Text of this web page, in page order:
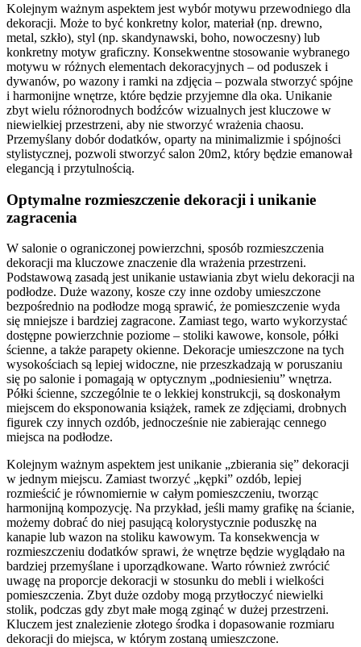
Kolejnym ważnym aspektem jest wybór motywu przewodniego dla
dekoracji. Może to być konkretny kolor, materiał (np. drewno,
metal, szkło), styl (np. skandynawski, boho, nowoczesny) lub
konkretny motyw graficzny. Konsekwentne stosowanie wybranego
motywu w różnych elementach dekoracyjnych – od poduszek i
dywanów, po wazony i ramki na zdjęcia – pozwala stworzyć spójne
i harmonijne wnętrze, które będzie przyjemne dla oka. Unikanie
zbyt wielu różnorodnych bodźców wizualnych jest kluczowe w
niewielkiej przestrzeni, aby nie stworzyć wrażenia chaosu.
Przemyślany dobór dodatków, oparty na minimalizmie i spójności
stylistycznej, pozwoli stworzyć salon 20m2, który będzie emanował
elegancją i przytulnością.
Optymalne rozmieszczenie dekoracji i unikanie
zagracenia
W salonie o ograniczonej powierzchni, sposób rozmieszczenia
dekoracji ma kluczowe znaczenie dla wrażenia przestrzeni.
Podstawową zasadą jest unikanie ustawiania zbyt wielu dekoracji na
podłodze. Duże wazony, kosze czy inne ozdoby umieszczone
bezpośrednio na podłodze mogą sprawić, że pomieszczenie wyda
się mniejsze i bardziej zagracone. Zamiast tego, warto wykorzystać
dostępne powierzchnie poziome – stoliki kawowe, konsole, półki
ścienne, a także parapety okienne. Dekoracje umieszczone na tych
wysokościach są lepiej widoczne, nie przeszkadzają w poruszaniu
się po salonie i pomagają w optycznym „podniesieniu” wnętrza.
Półki ścienne, szczególnie te o lekkiej konstrukcji, są doskonałym
miejscem do eksponowania książek, ramek ze zdjęciami, drobnych
figurek czy innych ozdób, jednocześnie nie zabierając cennego
miejsca na podłodze.
Kolejnym ważnym aspektem jest unikanie „zbierania się” dekoracji
w jednym miejscu. Zamiast tworzyć „kępki” ozdób, lepiej
rozmieścić je równomiernie w całym pomieszczeniu, tworząc
harmonijną kompozycję. Na przykład, jeśli mamy grafikę na ścianie,
możemy dobrać do niej pasującą kolorystycznie poduszkę na
kanapie lub wazon na stoliku kawowym. Ta konsekwencja w
rozmieszczeniu dodatków sprawi, że wnętrze będzie wyglądało na
bardziej przemyślane i uporządkowane. Warto również zwrócić
uwagę na proporcje dekoracji w stosunku do mebli i wielkości
pomieszczenia. Zbyt duże ozdoby mogą przytłoczyć niewielki
stolik, podczas gdy zbyt małe mogą zginąć w dużej przestrzeni.
Kluczem jest znalezienie złotego środka i dopasowanie rozmiaru
dekoracji do miejsca, w którym zostaną umieszczone.